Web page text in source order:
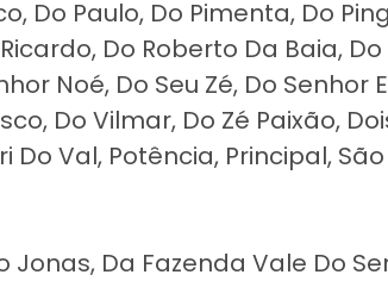
Do Paulo, Do Pimenta, Do
Do Roberto Da Baia,
Noé, Do Seu Zé, Do Senhor
Do Vilmar, Do Zé Paixão,
Val, Potência, Principal,
Jonas, Da Fazenda Vale Do